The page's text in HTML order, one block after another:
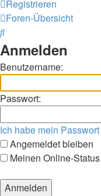
Registrieren
Foren-Übersicht
Suche
Anmelden
Benutzername:
Passwort:
Ich habe mein
Angemeldet bleiben
Meinen Online-